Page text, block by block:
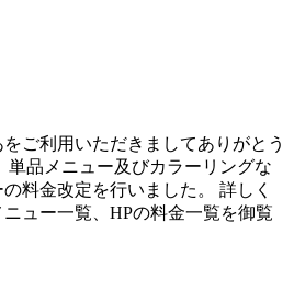
ご利用いただきましてありがとう
単品メニュー及びカラーリングな
料金改定を行いました。 詳しく
ュー一覧、HPの料金一覧を御覧